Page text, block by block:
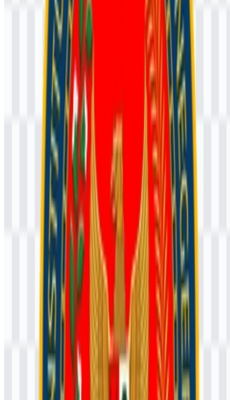
Pemerintahan Dalam Negeri (IPDN)
berguna untuk presentasi,
situs web, dan dokumen yang membutuhkan dukungan transparansi,
sedangkan versiSVG Institut Pemerintahan Dalam Negeri
lebih baik untuk penskalaan tanpa kehilangan kualitas.
Pertanyaan yang Sering Diajukan
Apakah saya boleh menggunakan logo Institut
Pemerintahan Dalam Negeri (IPDN) untuk
keperluan komersial?
Jika Anda berencana menggunakannya untuk tujuan komersial,
sebaiknya mintalah izin resmi terlebih dahulu.
Format file apa saja yang tersedia?
Format yang tersedia adalah PNG dan SVG.
IPDN merupakan institusi seperti apa?
IPDN adalah perguruan tinggi kedinasan yang berfokus pada
pendidikan pemerintahan dan pembentukan aparatur sektor publik di
Apa arti warna utama pada logo?
Biru mencerminkan pengabdian dan profesionalisme, sedangkan
kuning atau emas melambangkan wibawa, kepemimpinan, dan
kehormatan. Putih dan hitam juga digunakan pada beberapa
Mengapa versi SVG berguna?
Versi SVG berguna karena dapat diskalakan ke berbagai ukuran
sambil menjaga lambang tetap tajam dan jelas.